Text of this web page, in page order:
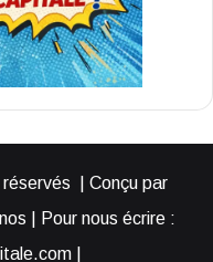
| Conçu par
| Pour nous écrire :
|